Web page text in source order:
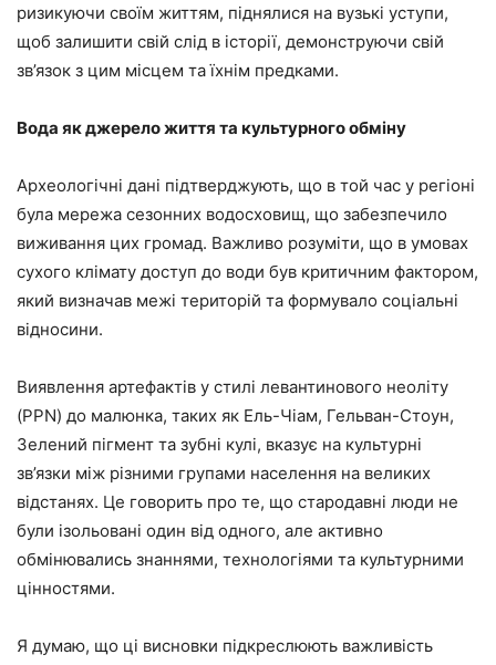
ризикуючи своїм життям, піднялися на вузькі уступи,
щоб залишити свій слід в історії, демонструючи свій
зв’язок з цим місцем та їхнім предками.
Вода як джерело життя та культурного обміну
Археологічні дані підтверджують, що в той час у регіоні
була мережа сезонних водосховищ, що забезпечило
виживання цих громад. Важливо розуміти, що в умовах
сухого клімату доступ до води був критичним фактором,
який визначав межі територій та формувало соціальні
відносини.
Виявлення артефактів у стилі левантинового неоліту
(PPN) до малюнка, таких як Ель-Чіам, Гельван-Стоун,
Зелений пігмент та зубні кулі, вказує на культурні
зв’язки між різними групами населення на великих
відстанях. Це говорить про те, що стародавні люди не
були ізольовані один від одного, але активно
обмінювались знаннями, технологіями та культурними
цінностями.
Я думаю, що ці висновки підкреслюють важливість